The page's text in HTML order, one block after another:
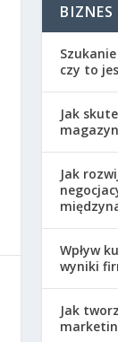
BIZNES
czy to
Jak
Jak
Wpływ
wyniki
Jak